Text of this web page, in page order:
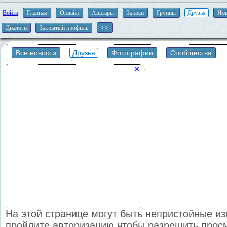
Войти Главная Онлайн Аватары Записи Группы Друзья
Диалоги Закрытый профиль
Все новости Друзья Фотографии Сообщества
×
На этой странице могут быть непристойные